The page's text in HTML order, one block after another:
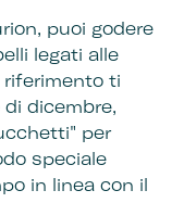
puoi godere
legati alle
ti
dicembre,
per
speciale
in linea con il